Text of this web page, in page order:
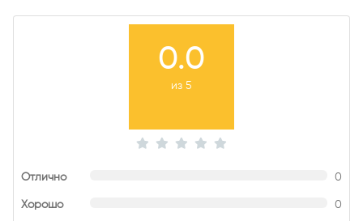
0.0
из 5
Отлично 0
Хорошо 0